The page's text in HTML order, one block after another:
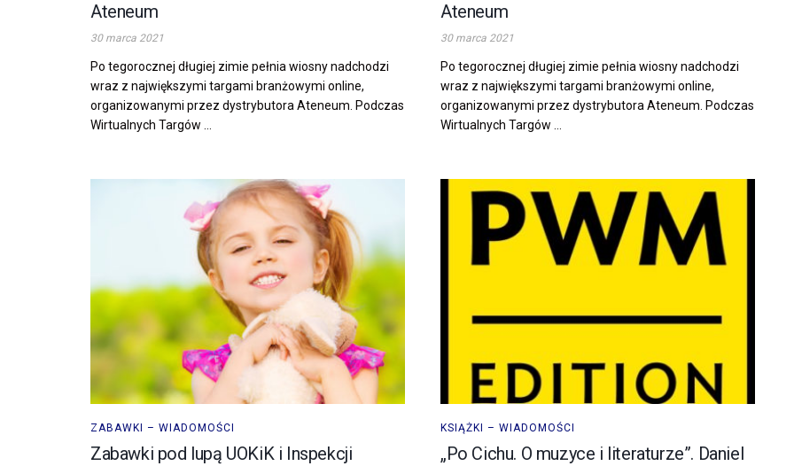
Ateneum
30 marca 2021
Po tegorocznej długiej zimie pełnia wiosny nadchodzi
wraz z największymi targami branżowymi online,
organizowanymi przez dystrybutora Ateneum. Podczas
Wirtualnych Targów ...
Ateneum
30 marca 2021
Po tegorocznej długiej zimie pełnia wiosny nadchodzi
wraz z największymi targami branżowymi online,
organizowanymi przez dystrybutora Ateneum. Podczas
Wirtualnych Targów ...
ZABAWKI – WIADOMOŚCI
Zabawki pod lupą UOKiK i Inspekcji
KSIĄŻKI – WIADOMOŚCI
„Po Cichu. O muzyce i literaturze”. Daniel